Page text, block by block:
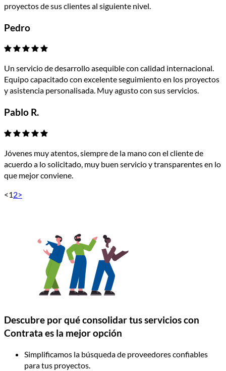
proyectos de sus clientes al siguiente nivel.
Pedro
Un servicio de desarrollo asequible con calidad internacional.
Equipo capacitado con excelente seguimiento en los proyectos
y asistencia personalisada. Muy agusto con sus servicios.
Pablo R.
Jóvenes muy atentos, siempre de la mano con el cliente de
acuerdo a lo solicitado, muy buen servicio y transparentes en lo
que mejor conviene.
<12>
Descubre por qué consolidar tus servicios con
Contrata es la mejor opción
Simplificamos la búsqueda de proveedores confiables
para tus proyectos.